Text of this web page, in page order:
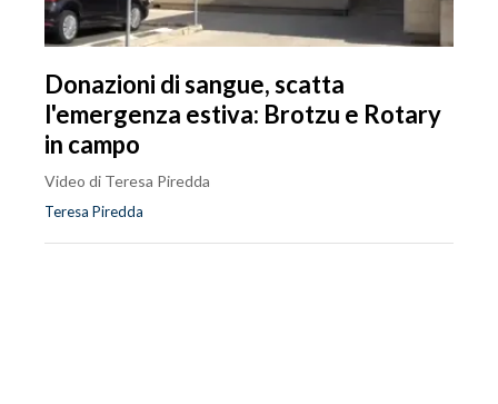
Donazioni di sangue, scatta
l'emergenza estiva: Brotzu e Rotary
in campo
Video di Teresa Piredda
Teresa Piredda